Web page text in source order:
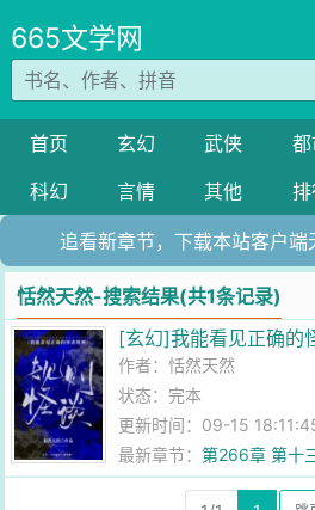
665文学网
首页 玄幻 武侠
科幻
言情 其他
追看新章节，下载本站客户端
恬然天然-搜索结果(共1条记录)
[玄幻]我能看见正确的
作者：恬然天然
状态：完本
更新时间：09-15
最新章节：第266章 第十